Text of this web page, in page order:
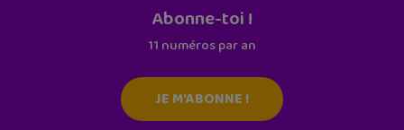
Abonne-toi !
11 numéros par an
JE M'ABONNE !